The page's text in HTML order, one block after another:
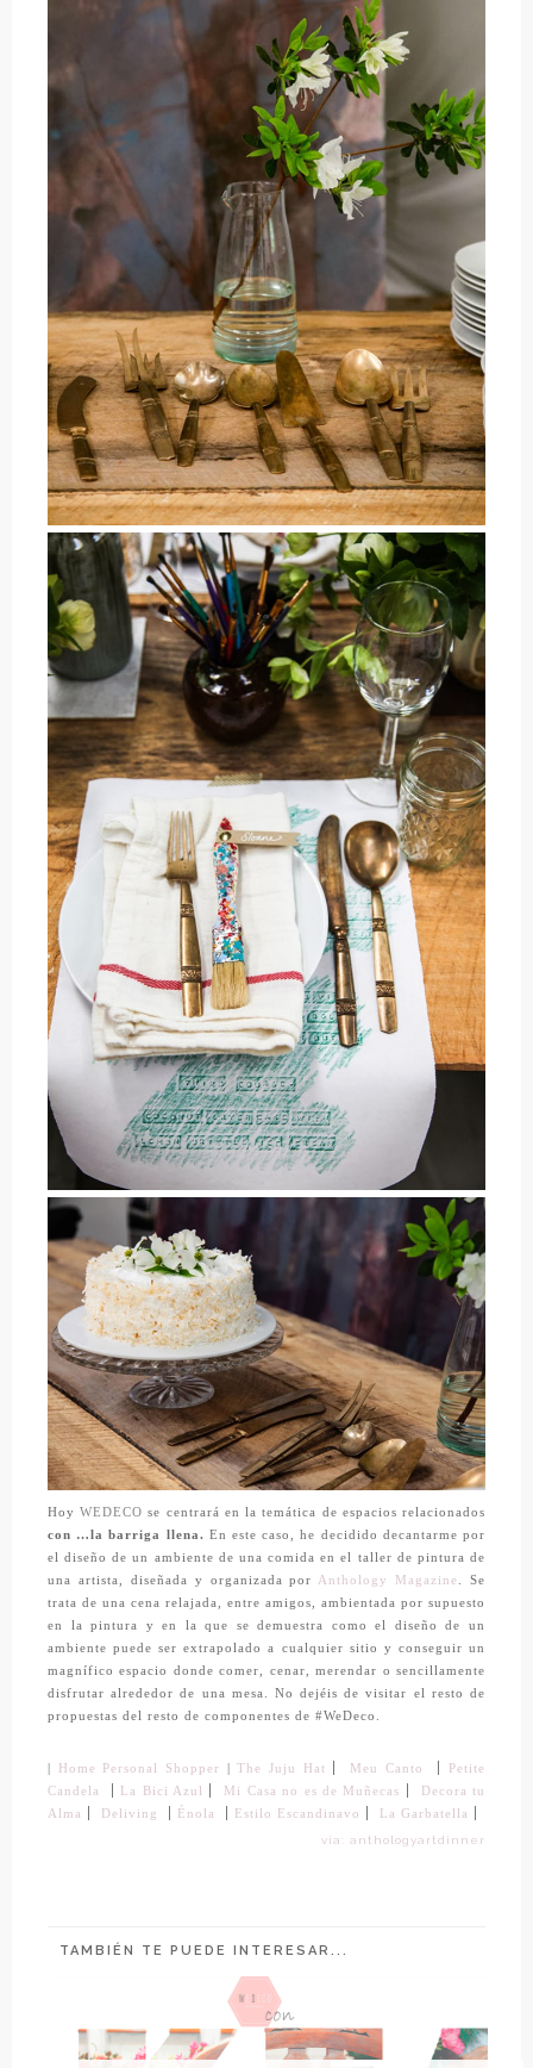
HoyWEDECO se centrará en la temática de espacios relacionados
con …la barriga llena. En este caso, he decidido decantarme por
el diseño de un ambiente de una comida en el taller de pintura de
una artista, diseñada y organizada por Anthology Magazine
. Se
trata de una cena relajada, entre amigos, ambientada por supuesto
en la pintura y en la que se demuestra como el diseño de un
ambiente puede ser extrapolado a cualquier sitio y conseguir un
magnífico espacio donde comer, cenar, merendar o sencillamente
disfrutar alrededor de una mesa. No dejéis de visitar el resto de
propuestas del resto de componentes de #WeDeco.
Home Personal Shopper |The Juju Hat Meu Canto
Petite
Candela
La Bici Azul Mi Casa no es de Muñecas
Decora tu
Alma
Deliving Énola Estilo Escandinavo La Garbatella
vía: anthologyartdinner
TAMBIÉN TE PUEDE INTERESAR...